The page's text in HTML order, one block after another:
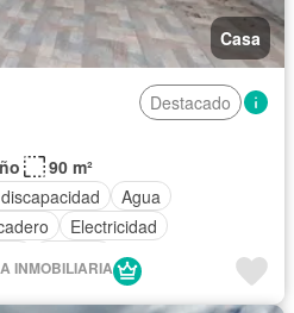
Casa
Destacado
90 m²
Agua
Electricidad
INMOBILIARIA